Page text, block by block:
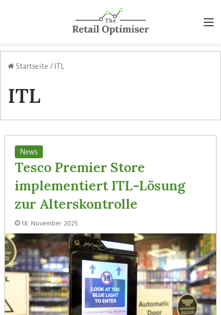
Startseite / ITL
ITL
News
Tesco Premier Store
implementiert ITL-Lösung
zur Alterskontrolle
18. November 2025